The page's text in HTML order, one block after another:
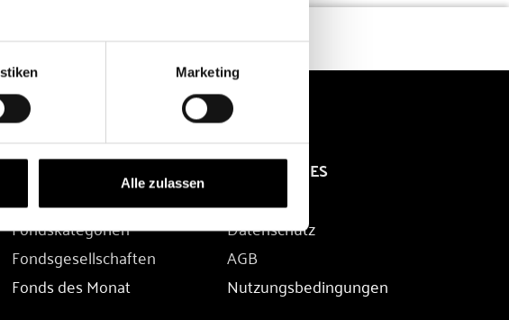
Marketing
Alle zulassen
FONDS
Fondssuche
Fondskategorien
Fondsgesellschaften
Fonds des Monat
RECHTLICHES
Impressum
Datenschutz
AGB
Nutzungsbedingungen